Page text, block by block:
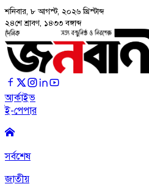
শনিবার, ৮ আগস্ট, ২০২৬ খ্রিস্টাব্দ
২৪শে শ্রাবণ, ১৪৩৩ বঙ্গাব্দ
আর্কাইভ
ই-পেপার
সর্বশেষ
জাতীয়